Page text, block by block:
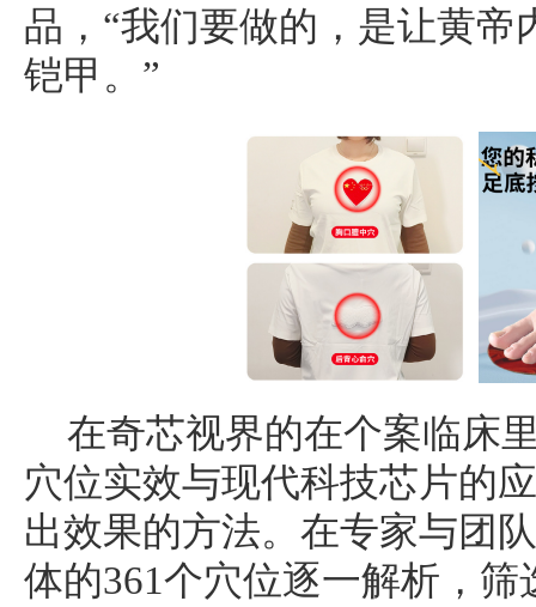
品，“我们要做的，是让黄帝
铠甲。”
在奇芯视界的在个案临床
穴位实效与现代科技芯片的
出效果的方法。在专家与团
体的361个穴位逐一解析，